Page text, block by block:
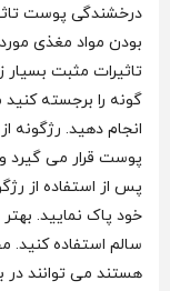
درخشندگی پوست
بودن مواد مغذی
تاثیرات مثبت
گونه را برجسته کنید
انجام دهید. رژگونه
پوست قرار می گیرد
پس از استفاده از
خود پاک نمایید.
سالم استفاده کنید.
هستند می توانند در